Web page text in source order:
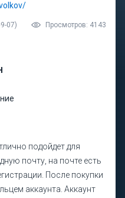
07) Просмотров: 4143
подойдет для
почту, на почте есть
После покупки
аккаунта. Аккаунт